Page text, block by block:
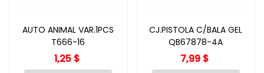
AUTO ANIMAL VAR.1PCS
T666-16
1,25 $
CJ.PISTOLA C/BALA GEL
QB67878-4A
7,99 $